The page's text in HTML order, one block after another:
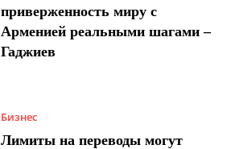
приверженность миру с
Арменией реальными шагами –
Гаджиев
Бизнес
Лимиты на переводы могут